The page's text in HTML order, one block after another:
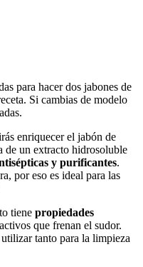
para hacer dos jabones de
Si cambias de modelo
enriquecer el jabón de
de un extracto hidrosoluble
y purificantes.
por eso es ideal para las
tiene propiedades
que frenan el sudor.
tanto para la limpieza